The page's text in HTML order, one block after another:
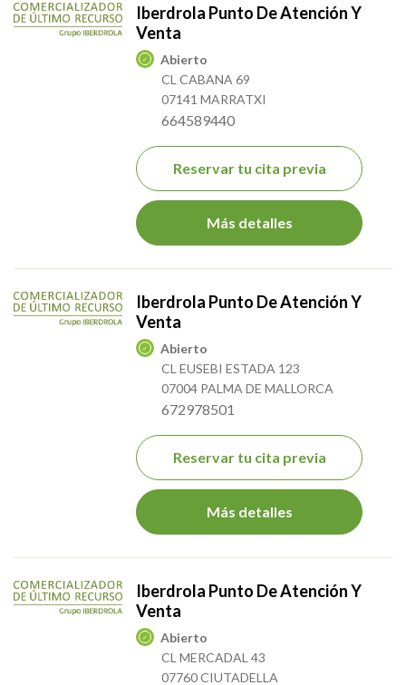
Iberdrola Punto De Atención Y
Venta
Abierto
CL CABANA 69
07141 MARRATXI
664589440
Reservar tu cita previa
Más detalles
Iberdrola Punto De Atención Y
Venta
Abierto
CL EUSEBI ESTADA 123
07004 PALMA DE MALLORCA
672978501
Reservar tu cita previa
Más detalles
Iberdrola Punto De Atención Y
Venta
Abierto
CL MERCADAL 43
07760 CIUTADELLA